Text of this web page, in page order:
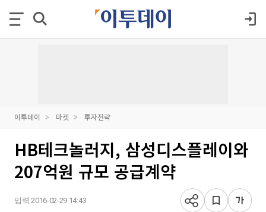
이투데이 마켓 투자전략
HB테크놀러지, 삼성디스플레이와
207억원 규모 공급계약
입력 2016-02-29 14:43